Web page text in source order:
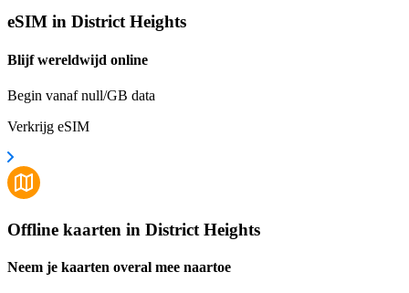
eSIM in District Heights
Blijf wereldwijd online
Begin vanaf null/GB data
Verkrijg eSIM
Offline kaarten in District Heights
Neem je kaarten overal mee naartoe